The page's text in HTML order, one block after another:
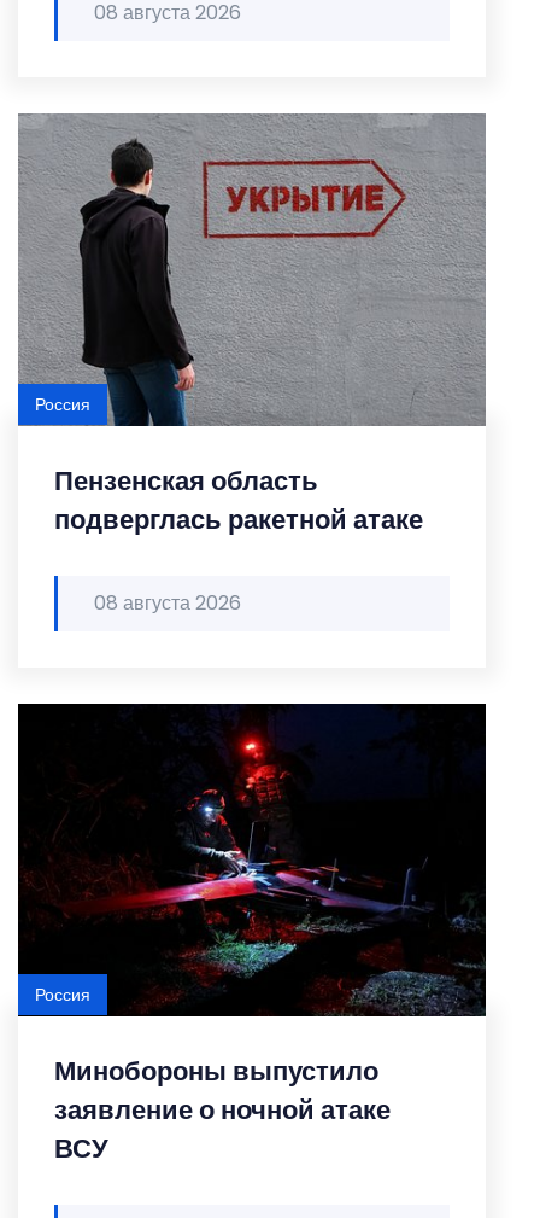
08 августа 2026
Пензенская область
подверглась ракетной атаке
08 августа 2026
Россия
Минобороны выпустило
заявление о ночной атаке
ВСУ
Россия